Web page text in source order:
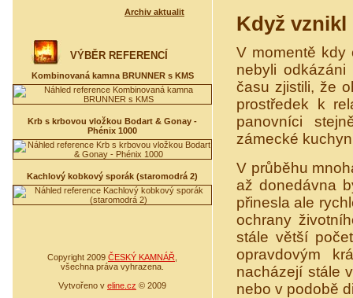
Archiv aktualit
VÝBĚR REFERENCÍ
Kombinovaná kamna BRUNNER s KMS
Krb s krbovou vložkou Bodart & Gonay -
Phénix 1000
Kachlový kobkový sporák (staromodrá 2)
Copyright 2009 ČESKÝ KAMNÁŘ
všechna práva vyhrazena.
Vytvořeno v eline.cz © 2009
Když vznikl
V momentě kdy
nebyli
času zjistili, že
prostředek k
panovníci
zámecké
V průběhu
až donedávna
přinesla ale
ochrany
stále větší
opravdovým
nacházejí stále
nebo v podobě